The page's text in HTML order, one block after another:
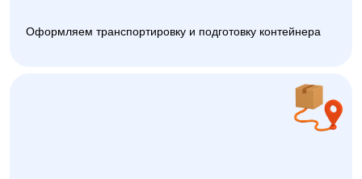
Оформляем транспортировку и подготовку контейнера